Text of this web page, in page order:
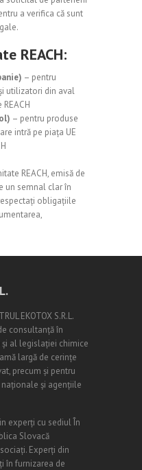
a verifica că sunt
REACH:
– pentru
utilizatori din aval
– pentru produse
intră pe piața UE
REACH, emisă de
un semnal clar în
obligațiile
EKOTOX S.R.L.
consultanță în
al legislației chimice
largă de cerințe
precum și pentru
și agențiile
experți cu sediul În
Slovacă
Experți din
în furnizarea de